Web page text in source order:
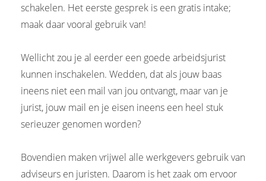
schakelen. Het eerste gesprek is een gratis intake;
maak daar vooral gebruik van!
Wellicht zou je al eerder een goede arbeidsjurist
kunnen inschakelen. Wedden, dat als jouw baas
ineens niet een mail van jou ontvangt, maar van je
jurist, jouw mail en je eisen ineens een heel stuk
serieuzer genomen worden?
Bovendien maken vrijwel alle werkgevers gebruik van
adviseurs en juristen. Daarom is het zaak om ervoor